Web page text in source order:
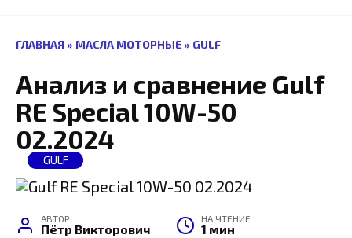
ГЛАВНАЯ » МАСЛА МОТОРНЫЕ » GULF
Анализ и сравнение Gulf
RE Special 10W-50
02.2024
GULF
АВТОР
Пётр Викторович
НА ЧТЕНИЕ
1 мин